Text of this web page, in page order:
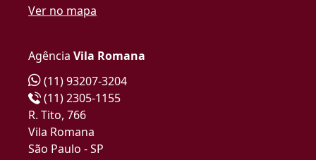
Ver no mapa
Agência Vila Romana
(11) 93207-3204
(11) 2305-1155
R. Tito, 766
Vila Romana
São Paulo - SP